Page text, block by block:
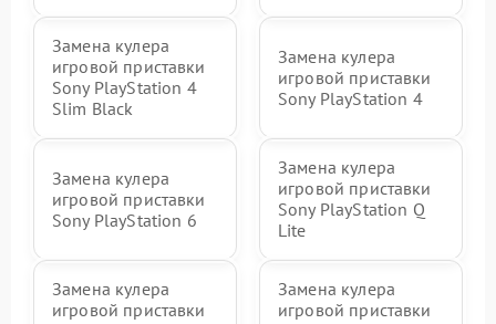
Замена кулера
игровой приставки
Sony PlayStation 4
Slim Black
Замена кулера
игровой приставки
Sony PlayStation 4
Замена кулера
игровой приставки
Sony PlayStation 6
Замена кулера
игровой приставки
Sony PlayStation Q
Lite
Замена кулера
игровой приставки
Замена кулера
игровой приставки